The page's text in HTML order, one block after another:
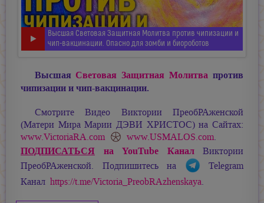
Высшая Световая Защитная Молитва против чипизации и
чип-вакцинации. Опасно для зомби и биороботов
ВысшаяСветовая Защитная Молитва против
чипизации и чип-вакцинации.
Смотрите Видео Виктории ПреобРАженской
(Матери МираМарии ДЭВИ ХРИСТОС) на Сайтах:
www.VictoriaRA.com
www.USMALOS.com.
ПОДПИСАТЬСЯ на YouTube КаналВиктории
ПреобРАженской. Подпишитесь на
Telegram
Канал https://t.me/Victoria_PreobRAzhenskaya.